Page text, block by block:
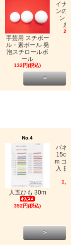
手芸用 スチボー
ル・素ボール 発
泡スチロールボ
ール
132円(税込)
イナ
ンの
ン
糸
>
No.4
人五ひも 30m
352円(税込)
バネ
m ゴ
入
>